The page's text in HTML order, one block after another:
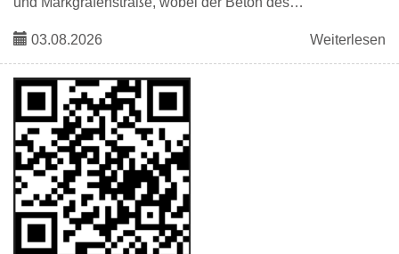
03.08.2026 Weiterlesen